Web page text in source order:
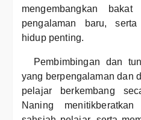
mengembangkan
pengalaman baru,
hidup penting.
Pembimbingan dan
yang berpengalaman dan
pelajar berkembang
Naning